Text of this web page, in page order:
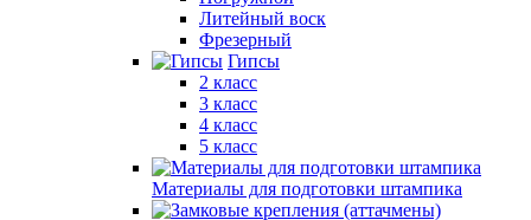
Литейный воск
Фрезерный
Гипсы
2 класс
3 класс
4 класс
5 класс
Материалы для подготовки штампика